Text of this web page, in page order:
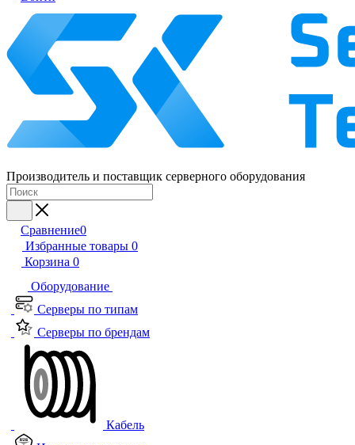
Производитель и поставщик серверного оборудования
Сравнение0
Избранные товары 0
Корзина 0
Оборудование
Серверы по типам
Серверы по брендам
Кабель